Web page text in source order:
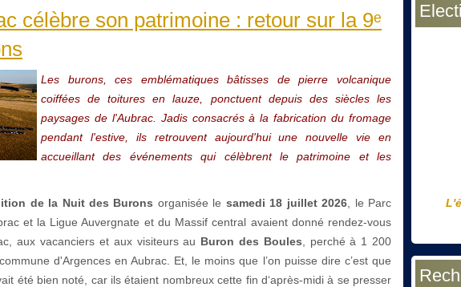
célèbre son patrimoine : retour sur la 9ᵉ
Les burons, ces emblématiques bâtisses de pierre volcanique
coiffées de toitures en lauze, ponctuent depuis des siècles les
paysages de l'Aubrac. Jadis consacrés à la fabrication du fromage
pendant l'estive, ils retrouvent aujourd'hui une nouvelle vie en
accueillant des événements qui célèbrent le patrimoine et les
de la Nuit des Burons organisée le samedi 18 juillet 2026 , le Parc
et la Ligue Auvergnate et du Massif central avaient donné rendez-vous
aux vacanciers et aux visiteurs au Buron des Boules , perché à 1 200
d'Argences en Aubrac. Et, le moins que l’on puisse dire c’est que
été bien noté, car ils étaient nombreux cette fin d‘après-midi à se presser